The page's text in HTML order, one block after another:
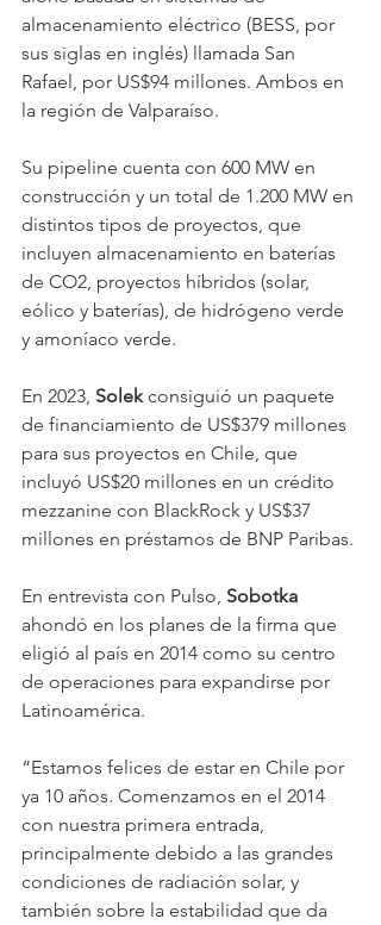
almacenamiento eléctrico (BESS, por
sus siglas en inglés) llamada San
Rafael, por US$94 millones. Ambos en
la región de Valparaíso.
Su pipeline cuenta con 600 MW en
construcción y un total de 1.200 MW en
distintos tipos de proyectos, que
incluyen almacenamiento en baterías
de CO2, proyectos híbridos (solar,
eólico y baterías), de hidrógeno verde
y amoníaco verde.
En 2023, Solek consiguió un paquete
de financiamiento de US$379 millones
para sus proyectos en Chile, que
incluyó US$20 millones en un crédito
mezzanine con BlackRock y US$37
millones en préstamos de BNP Paribas.
En entrevista con Pulso, Sobotka
ahondó en los planes de la firma que
eligió al país en 2014 como su centro
de operaciones para expandirse por
Latinoamérica.
“Estamos felices de estar en Chile por
ya 10 años. Comenzamos en el 2014
con nuestra primera entrada,
principalmente debido a las grandes
condiciones de radiación solar, y
también sobre la estabilidad que da